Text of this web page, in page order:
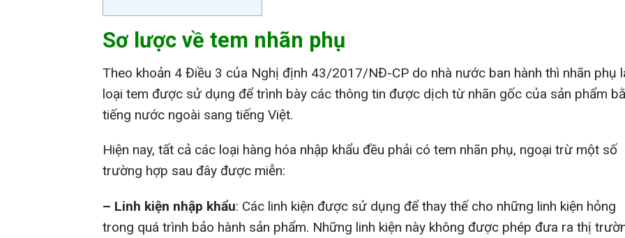
Sơ lược về tem nhãn phụ
Theo khoản 4 Điều 3 của Nghị định 43/2017/NĐ-CP do nhà nước ban hành thì nhãn phụ
loại tem được sử dụng để trình bày các thông tin được dịch từ nhãn gốc của sản phẩm
tiếng nước ngoài sang tiếng Việt.
Hiện nay, tất cả các loại hàng hóa nhập khẩu đều phải có tem nhãn phụ, ngoại trừ một số
trường hợp sau đây được miễn:
– Linh kiện nhập khẩu: Các linh kiện được sử dụng để thay thế cho những linh kiện hỏng
trong quá trình bảo hành sản phẩm. Những linh kiện này không được phép đưa ra thị